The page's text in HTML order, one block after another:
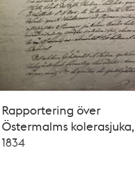
Rapportering över
Östermalms kolerasjuka,
1834